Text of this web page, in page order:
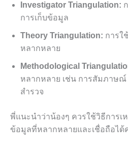
Investigator Triangulation:
การเก็บข้อมูล
Theory Triangulation: การใ
หลากหลาย
Methodological
หลากหลาย เช่น การสัมภาษณ์
สำรวจ
พี่แนะนำว่าน้องๆ ควรใช้วิธีการเ
ข้อมูลที่หลากหลายและเชื่อถือได้